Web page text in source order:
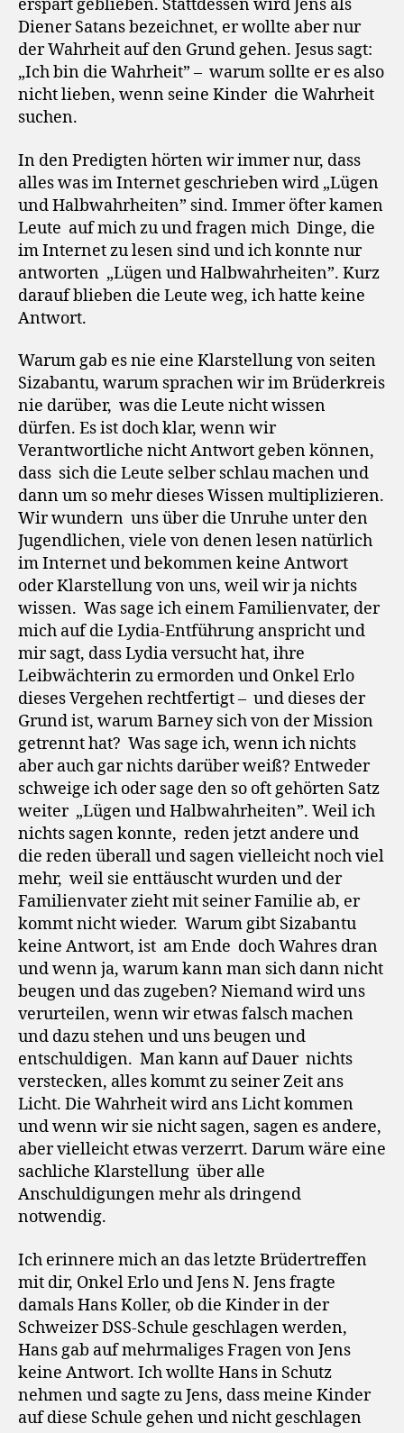
erspart geblieben. Stattdessen wird Jens als
Diener Satans bezeichnet, er wollte aber nur
der Wahrheit auf den Grund gehen. Jesus sagt:
„Ich bin die Wahrheit” – warum sollte er es also
nicht lieben, wenn seine Kinder die Wahrheit
suchen.
In den Predigten hörten wir immer nur, dass
alles was im Internet geschrieben wird „Lügen
und Halbwahrheiten” sind. Immer öfter kamen
Leute auf mich zu und fragen mich Dinge, die
im Internet zu lesen sind und ich konnte nur
antworten „Lügen und Halbwahrheiten”. Kurz
darauf blieben die Leute weg, ich hatte keine
Antwort.
Warum gab es nie eine Klarstellung von seiten
Sizabantu, warum sprachen wir im Brüderkreis
nie darüber, was die Leute nicht wissen
dürfen. Es ist doch klar, wenn wir
Verantwortliche nicht Antwort geben können,
dass sich die Leute selber schlau machen und
dann um so mehr dieses Wissen multiplizieren.
Wir wundern uns über die Unruhe unter den
Jugendlichen, viele von denen lesen natürlich
im Internet und bekommen keine Antwort
oder Klarstellung von uns, weil wir ja nichts
wissen. Was sage ich einem Familienvater, der
mich auf die Lydia-Entführung anspricht und
mir sagt, dass Lydia versucht hat, ihre
Leibwächterin zu ermorden und Onkel Erlo
dieses Vergehen rechtfertigt – und dieses der
Grund ist, warum Barney sich von der Mission
getrennt hat? Was sage ich, wenn ich nichts
aber auch gar nichts darüber weiß? Entweder
schweige ich oder sage den so oft gehörten Satz
weiter „Lügen und Halbwahrheiten”. Weil ich
nichts sagen konnte, reden jetzt andere und
die reden überall und sagen vielleicht noch viel
mehr, weil sie enttäuscht wurden und der
Familienvater zieht mit seiner Familie ab, er
kommt nicht wieder. Warum gibt Sizabantu
keine Antwort, ist am Ende doch Wahres dran
und wenn ja, warum kann man sich dann nicht
beugen und das zugeben? Niemand wird uns
verurteilen, wenn wir etwas falsch machen
und dazu stehen und uns beugen und
entschuldigen. Man kann auf Dauer nichts
verstecken, alles kommt zu seiner Zeit ans
Licht. Die Wahrheit wird ans Licht kommen
und wenn wir sie nicht sagen, sagen es andere,
aber vielleicht etwas verzerrt. Darum wäre eine
sachliche Klarstellung über alle
Anschuldigungen mehr als dringend
notwendig.
Ich erinnere mich an das letzte Brüdertreffen
mit dir, Onkel Erlo und Jens N. Jens fragte
damals Hans Koller, ob die Kinder in der
Schweizer DSS-Schule geschlagen werden,
Hans gab auf mehrmaliges Fragen von Jens
keine Antwort. Ich wollte Hans in Schutz
nehmen und sagte zu Jens, dass meine Kinder
auf diese Schule gehen und nicht geschlagen